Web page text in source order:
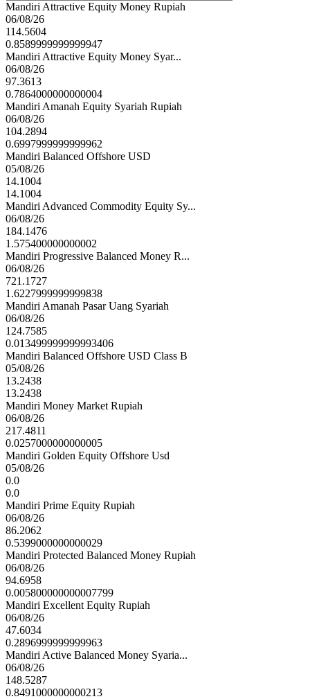
Mandiri Attractive Equity Money Rupiah
06/08/26
114.5604
0.8589999999999947
Mandiri Attractive Equity Money Syar...
06/08/26
97.3613
0.7864000000000004
Mandiri Amanah Equity Syariah Rupiah
06/08/26
104.2894
0.6997999999999962
Mandiri Balanced Offshore USD
05/08/26
14.1004
14.1004
Mandiri Advanced Commodity Equity Sy...
06/08/26
184.1476
1.575400000000002
Mandiri Progressive Balanced Money R...
06/08/26
721.1727
1.6227999999999838
Mandiri Amanah Pasar Uang Syariah
06/08/26
124.7585
0.013499999999993406
Mandiri Balanced Offshore USD Class B
05/08/26
13.2438
13.2438
Mandiri Money Market Rupiah
06/08/26
217.4811
0.0257000000000005
Mandiri Golden Equity Offshore Usd
05/08/26
0.0
0.0
Mandiri Prime Equity Rupiah
06/08/26
86.2062
0.5399000000000029
Mandiri Protected Balanced Money Rupiah
06/08/26
94.6958
0.005800000000007799
Mandiri Excellent Equity Rupiah
06/08/26
47.6034
0.2896999999999963
Mandiri Active Balanced Money Syaria...
06/08/26
148.5287
0.8491000000000213